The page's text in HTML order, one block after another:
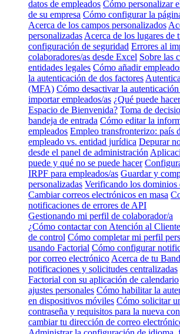
datos de empleados Cómo personalizar
de su empresa Cómo configurar la
Acerca de los campos personalizados
personalizadas Acerca de los lugares de
configuración de seguridad Errores al
colaboradores/as desde Excel Sobre las
entidades legales Cómo añadir
la autenticación de dos factores
(MFA) Cómo desactivar la
importar empleados/as ¿Qué puede
Espacio de Bienvenida? Toma de
bandeja de entrada Cómo editar la
empleados Empleo transfronterizo: país
empleado vs. entidad jurídica Depurar
desde el panel de administración
puede y qué no se puede hacer
IRPF para empleados/as Guardar y
personalizadas Verificando los dominios
Cambiar correos electrónicos en masa
notificaciones de errores de API
Gestionando mi perfil de colaborador/a
¿Cómo contactar con Atención al
de control Cómo completar mi perfil
usando Factorial Cómo configurar
por correo electrónico Acerca de tu
notificaciones y solicitudes centralizadas
Factorial con su aplicación de calendario
ajustes personales Cómo habilitar la
en dispositivos móviles Cómo solicitar
contraseña y requisitos para la nueva
cambiar tu dirección de correo